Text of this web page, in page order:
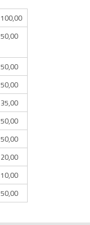
100,00
50,00
50,00
50,00
35,00
50,00
50,00
20,00
10,00
50,00